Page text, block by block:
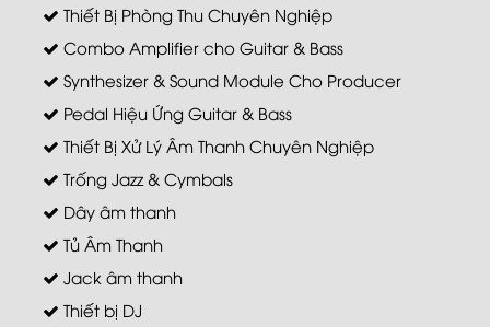
Thiết Bị Phòng Thu Chuyên Nghiệp
Combo Amplifier cho Guitar & Bass
Synthesizer & Sound Module Cho Producer
Pedal Hiệu Ứng Guitar & Bass
Thiết Bị Xử Lý Âm Thanh Chuyên Nghiệp
Trống Jazz & Cymbals
Dây âm thanh
Tủ Âm Thanh
Jack âm thanh
Thiết bị DJ